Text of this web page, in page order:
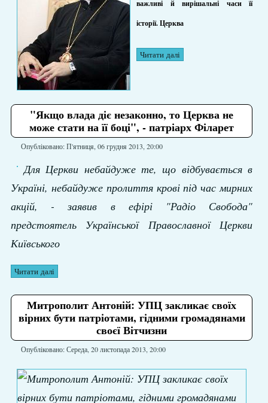
важливі й вирішальні часи її
історії. Церква
Читати далі
"Якщо влада діє незаконно, то Церква не
може стати на її боці", - патріарх Філарет
Опубліковано: П'ятниця, 06 грудня 2013, 20:00
Для Церкви небайдуже те, що відбувається в
Україні, небайдуже пролиття крові під час мирних
акцій, - заявив в ефірі "Радіо Свобода"
предстоятель Української Православної Церкви
Київського
Читати далі
Митрополит Антоній: УПЦ закликає своїх
вірних бути патріотами, гідними громадянами
своєї Вітчизни
Опубліковано: Середа, 20 листопада 2013, 20:00